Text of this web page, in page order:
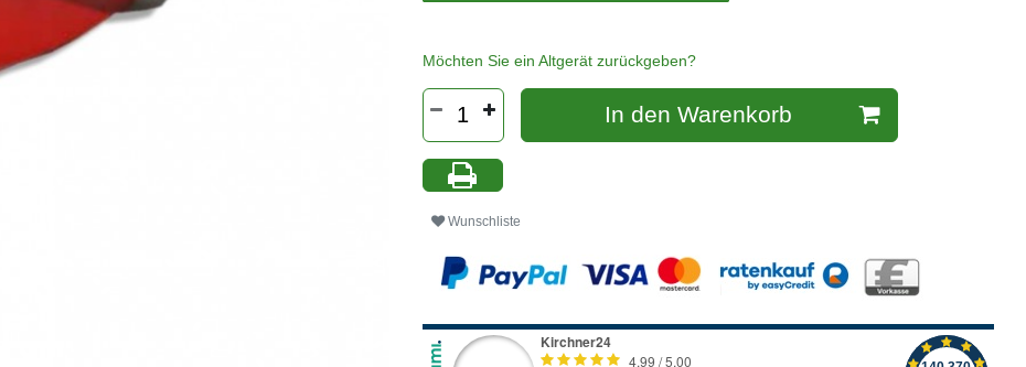
Möchten Sie ein Altgerät zurückgeben?
In den Warenkorb
Wunschliste